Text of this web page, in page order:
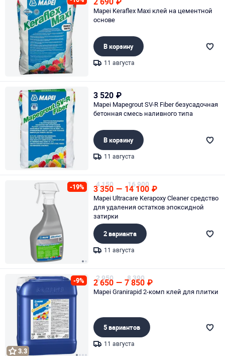
Mapei Keraflex Maxi клей на цементной
основе
В корзину
11 августа
3 520 ₽
Mapei Mapegrout SV-R Fiber безусадочная
бетонная смесь наливного типа
В корзину
11 августа
-19% 4 150
3 350 — 16 900
14 100 ₽
Mapei Ultracare Kerapoxy Cleaner средство
для удаления остатков эпоксидной
затирки
2 варианта
11 августа
-9%
3.3
2 950
2 650 — 8 390
7 850 ₽
Mapei Granirapid 2-комп клей для плитки
5 вариантов
11 августа